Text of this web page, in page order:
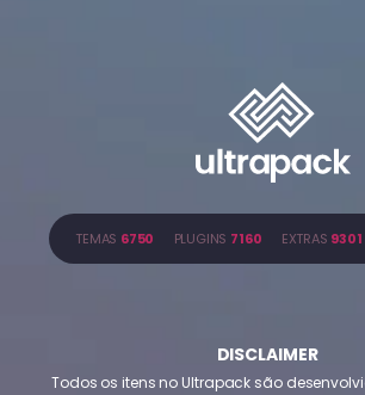
TEMAS 6750 PLUGINS 7160 EXTRAS 9301
DISCLAIMER
Todos os itens no Ultrapack são